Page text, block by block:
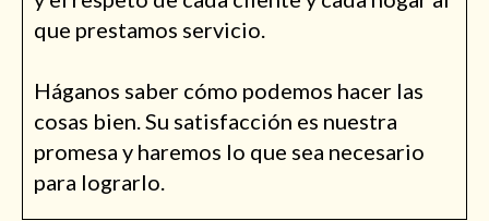
que prestamos servicio.
Háganos saber cómo podemos hacer las
cosas bien. Su satisfacción es nuestra
promesa y haremos lo que sea necesario
para lograrlo.